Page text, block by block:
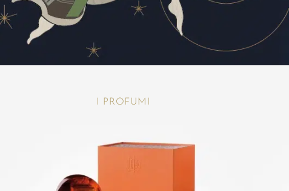
I PROFUMI